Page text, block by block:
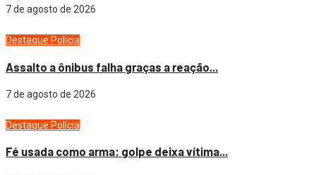
7 de agosto de 2026
Destaque Polícia
Assalto a ônibus falha graças a reação...
7 de agosto de 2026
Destaque Polícia
Fé usada como arma: golpe deixa vítima...